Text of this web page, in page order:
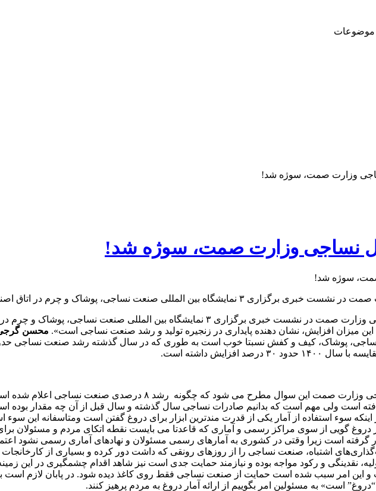
موضوعات
وزارت صمت، سوژه شد!
کل نساجی وزارت صمت، سوژه شد!
پوشاک و چرم در اتاق اصناف تهران سوژه کاربران فضای مجازی شد!
میزان افزایش، نشان دهنده پایداری در زنجیره تولید و رشد صنعت نساجی است». محسن
با توجه به اظهارات جناب مدیرکل دفتر نساجی وزارت صمت این سوال
سوء استفاده از آمار یکی از قدرت مندترین ابزار برای دروغ گفتن است ومتاسفانه این سوء
دروغ گویی از سوی مراکز رسمی و آماری که قاعدتا می بایست نقطه اتکای مردم و مسئولان
است زیرا وقتی در کشوری به آمارهای رسمی مسئولان و نهادهای آماری رسمی نشود
اشتباه، صنعت نساجی را از روزهای رونقی که داشت دور کرده و بسیاری از کارخانجات
نقدینگی و رکود مواجه بوده و نیازمند حمایت جدی است نیز شاهد اقدام چشمگیری در این
و این امر سبب شده است حمایت از صنعت نساجی فقط روی کاغذ دیده شود. در پابان لازم است
است» به مسئولین امر بگوییم از ارائه آمار دروغ به مردم پرهیز کنند.